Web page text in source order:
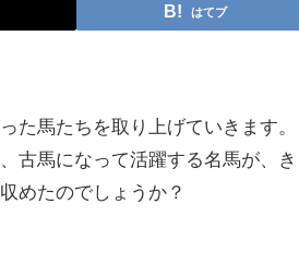
はてブ
た馬たちを取り上げていきます。
古馬になって活躍する名馬が、き
めたのでしょうか？